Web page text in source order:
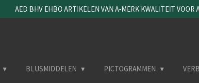
AED BHV EHBO ARTIKELEN VAN A-MERK KWALITEIT VOOR
BLUSMIDDELEN PICTOGRAMMEN